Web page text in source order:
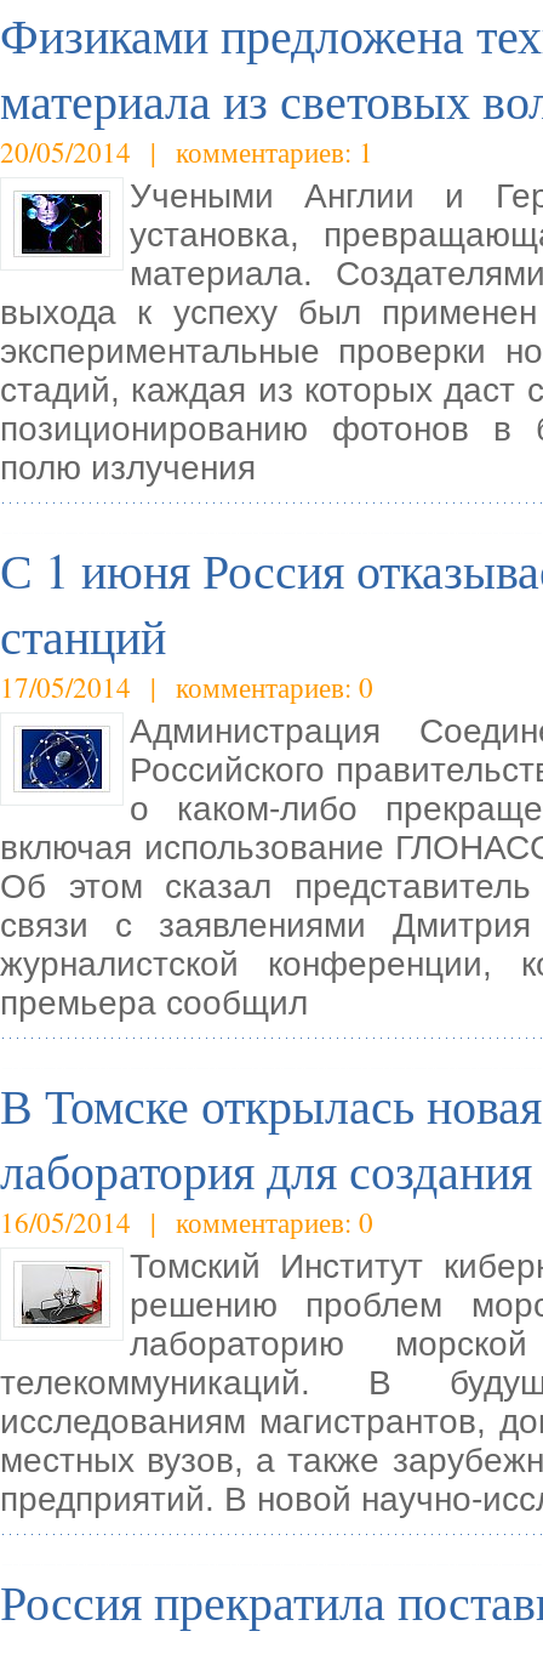
Физиками предложена
материала из световых
20/05/2014 | комментариев: 1
Учеными Англии и
установка,
материала.
выхода к успеху был
экспериментальные проверки
стадий, каждая из которых даст
позиционированию фотонов в
полю излучения
С 1 июня Россия
станций
17/05/2014 | комментариев: 0
Администрация
Российского
о каком-либо
включая использование
Об этом сказал
связи с заявлениями
журналистской
премьера сообщил
В Томске открылась
лаборатория для
16/05/2014 | комментариев: 0
Томский Институт
решению проблем
лабораторию
телекоммуникаций. В
исследованиям магистрантов,
местных вузов, а также
предприятий. В новой научно-
Россия прекратила